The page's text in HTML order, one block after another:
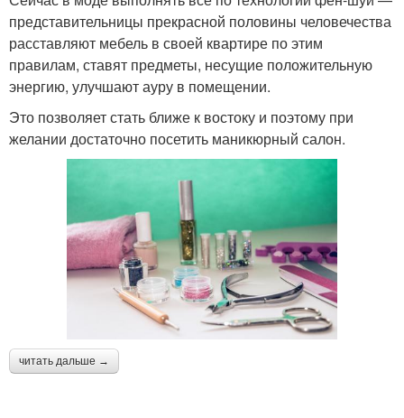
представительницы прекрасной половины человечества
расставляют мебель в своей квартире по этим
правилам, ставят предметы, несущие положительную
энергию, улучшают ауру в помещении.
Это позволяет стать ближе к востоку и поэтому при
желании достаточно посетить маникюрный салон.
читать дальше →